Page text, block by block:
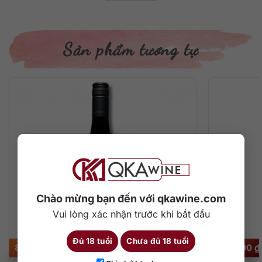
Chào mừng bạn đến với qkawine.com
Vui lòng xác nhận trước khi bắt đầu
Đủ 18 tuổi Chưa đủ 18 tuổi
Sản phẩm tương tự
890.000 890.000₫